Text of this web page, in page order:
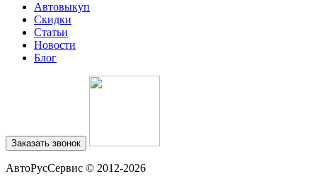
Автовыкуп
Cкидки
Статьи
Новости
Блог
Заказать звонок
АвтоРусСервис © 2012-2026